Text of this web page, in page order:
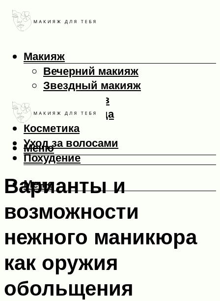
Макияж
Вечерний макияж
Звездный макияж
Макияж глаз
Макияж лица
Косметика
Уход за волосами
Похудение
Меню
Меню
Варианты и
возможности
нежного маникюра
как оружия
обольщения